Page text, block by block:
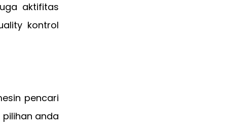
aktifitas
kontrol
pencari
anda